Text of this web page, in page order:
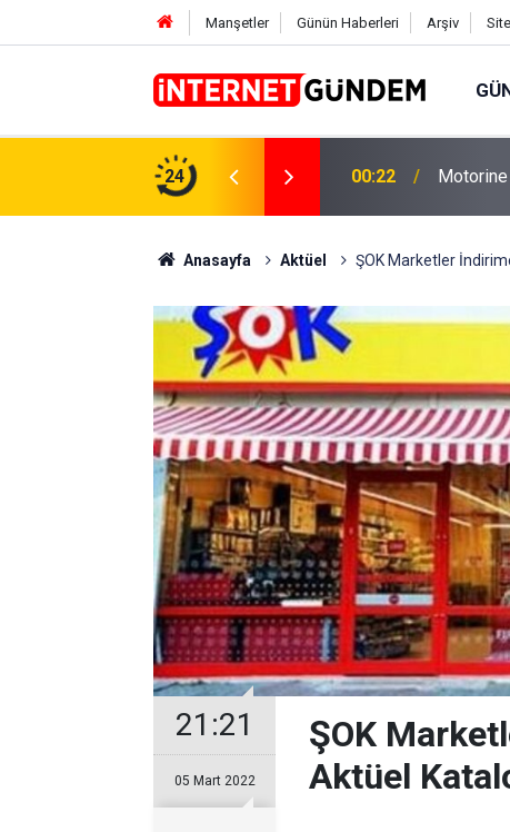
Manşetler Günün Haberleri Arşiv
24
TL Yükseliyor: İşte Yeni Fiyatlar.. 15:58
Neşet
Anasayfa Aktüel ŞOK Marketler
21:21
05 Mart 2022
ŞOK
Aktüel